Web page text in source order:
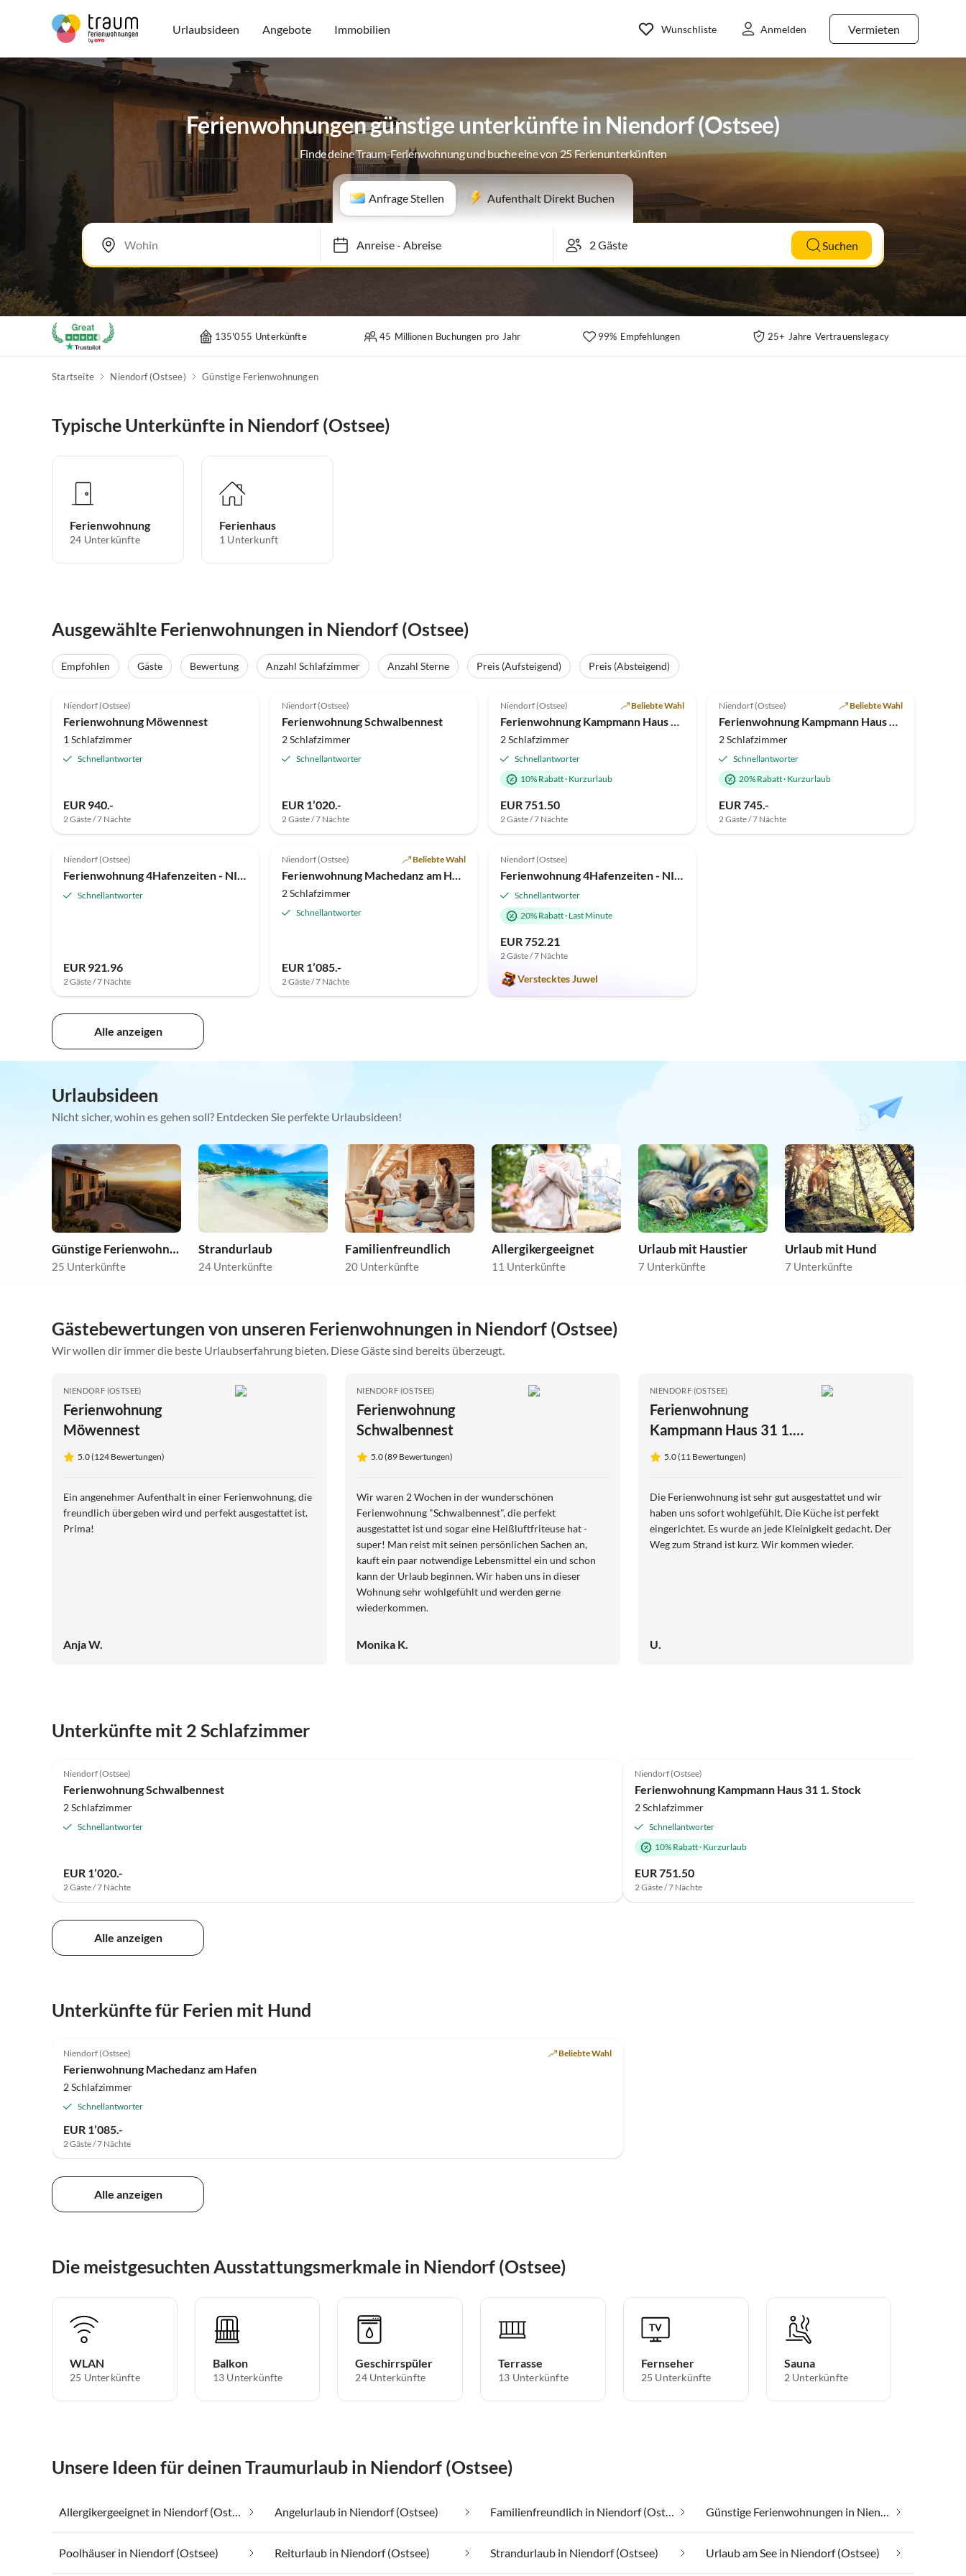
Urlaubsideen Angebote Immobilien Vermieten
Wunschliste Anmelden
Ferienwohnungen günstige unterkünfte in Niendorf (Ostsee)
Finde deine Traum-Ferienwohnung und buche eine von 25 Ferienunterkünften
Anfrage Stellen Aufenthalt Direkt Buchen
Anreise-Abreise Suchen
135'055 Unterkünfte 45 Millionen Buchungen pro Jahr 99% Empfehlungen 25+ Jahre Vertrauenslegacy
Startseite Niendorf (Ostsee) Günstige Ferienwohnungen
Typische Unterkünfte in Niendorf (Ostsee)
Ferienwohnung
24 Unterkünfte
Ferienhaus
1 Unterkunft
Ausgewählte Ferienwohnungen in Niendorf (Ostsee)
Empfohlen Gäste Bewertung Anzahl Schlafzimmer Anzahl Sterne Preis (Aufsteigend) Preis (Absteigend)
Top-Inserat
Niendorf (Ostsee)
Ferienwohnung Möwennest
1 Schlafzimmer
Schnellantworter
EUR 940.-
2 Gäste / 7 Nächte
Top-Inserat
Niendorf (Ostsee)
Ferienwohnung Schwalbennest
2 Schlafzimmer
Schnellantworter
EUR 1’020.-
2 Gäste / 7 Nächte
Top-Inserat
Niendorf (Ostsee) Beliebte Wahl
Ferienwohnung Kampmann Haus 31 1. Stock
2 Schlafzimmer
Schnellantworter
10% Rabatt· Kurzurlaub
EUR 751.50
2 Gäste / 7 Nächte
Niendorf (Ostsee) Beliebte Wahl
Ferienwohnung Kampmann Haus 35 1. Stock
2 Schlafzimmer
Schnellantworter
20% Rabatt· Kurzurlaub
EUR 745.-
2 Gäste / 7 Nächte
Top-Inserat
4.8 (1)
Niendorf (Ostsee)
Ferienwohnung 4Hafenzeiten - NIE.10 Gertrud II
Schnellantworter
EUR 921.96
2 Gäste / 7 Nächte
5.0 (1)
Niendorf (Ostsee) Beliebte Wahl
Ferienwohnung Machedanz am Hafen
2 Schlafzimmer
Schnellantworter
EUR 1’085.-
2 Gäste / 7 Nächte
Top-Inserat
5.0 (1)
Niendorf (Ostsee)
Ferienwohnung 4Hafenzeiten - NIE.13 Eva
Schnellantworter
20% Rabatt· Last Minute
EUR 752.21
2 Gäste / 7 Nächte
Verstecktes Juwel
Alle anzeigen
Urlaubsideen
Nicht sicher, wohin es gehen soll? Entdecken Sie perfekte Urlaubsideen!
Günstige Ferienwohnungen
25 Unterkünfte
Strandurlaub
24 Unterkünfte
Familienfreundlich
20 Unterkünfte
Allergikergeeignet
11 Unterkünfte
Urlaub mit Haustier
7 Unterkünfte
Urlaub mit Hund
7 Unterkünfte
Gästebewertungen von unseren Ferienwohnungen in Niendorf (Ostsee)
Wir wollen dir immer die beste Urlaubserfahrung bieten. Diese Gäste sind bereits überzeugt.
NIENDORF (OSTSEE)
Ferienwohnung
Möwennest
5.0 (124 Bewertungen)
Ein angenehmer Aufenthalt in einer Ferienwohnung, die
freundlich übergeben wird und perfekt ausgestattet ist.
Prima!
Anja W.
NIENDORF (OSTSEE)
Ferienwohnung
Schwalbennest
5.0 (89 Bewertungen)
Wir waren 2 Wochen in der wunderschönen
Ferienwohnung "Schwalbennest", die perfekt
ausgestattet ist und sogar eine Heißluftfriteuse hat -
super! Man reist mit seinen persönlichen Sachen an,
kauft ein paar notwendige Lebensmittel ein und schon
kann der Urlaub beginnen. Wir haben uns in dieser
Wohnung sehr wohlgefühlt und werden gerne
wiederkommen.
Monika K.
NIENDORF (OSTSEE)
Ferienwohnung
Kampmann Haus 31 1.
Stock
5.0 (11 Bewertungen)
Die Ferienwohnung ist sehr gut ausgestattet und wir
haben uns sofort wohlgefühlt. Die Küche ist perfekt
eingerichtet. Es wurde an jede Kleinigkeit gedacht. Der
Weg zum Strand ist kurz. Wir kommen wieder.
U.
Unterkünfte mit 2 Schlafzimmer
Niendorf (Ostsee)
Ferienwohnung Schwalbennest
2 Schlafzimmer
Schnellantworter
EUR 1’020.-
2 Gäste / 7 Nächte
Niendorf (Ostsee)
Ferienwohnung Kampmann Haus 31 1. Stock
2 Schlafzimmer
Schnellantworter
10% Rabatt· Kurzurlaub
EUR 751.50
2 Gäste / 7 Nächte
Alle anzeigen
Unterkünfte für Ferien mit Hund
Niendorf (Ostsee) Beliebte Wahl
Ferienwohnung Machedanz am Hafen
2 Schlafzimmer
Schnellantworter
EUR 1’085.-
2 Gäste / 7 Nächte
Alle anzeigen
Die meistgesuchten Ausstattungsmerkmale in Niendorf (Ostsee)
WLAN
25 Unterkünfte
Balkon
13 Unterkünfte
Geschirrspüler
24 Unterkünfte
Terrasse
13 Unterkünfte
Fernseher
25 Unterkünfte
Sauna
2 Unterkünfte
Unsere Ideen für deinen Traumurlaub in Niendorf (Ostsee)
Allergikergeeignet in Niendorf (Ostsee) Angelurlaub in Niendorf (Ostsee) Familienfreundlich in Niendorf (Ostsee) Günstige Ferienwohnungen in Niendorf (Ostsee)
Poolhäuser in Niendorf (Ostsee) Reiturlaub in Niendorf (Ostsee) Strandurlaub in Niendorf (Ostsee) Urlaub am See in Niendorf (Ostsee)